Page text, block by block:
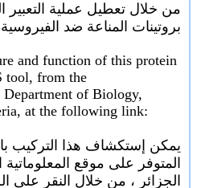
من خلال تعطيل عملية التعبير
بروتينات المناعة ضد
and function of this protein
tool, from the
of Biology,
at the following link:
المتوفر على موقع
الجزائر ، من خلال النقر على